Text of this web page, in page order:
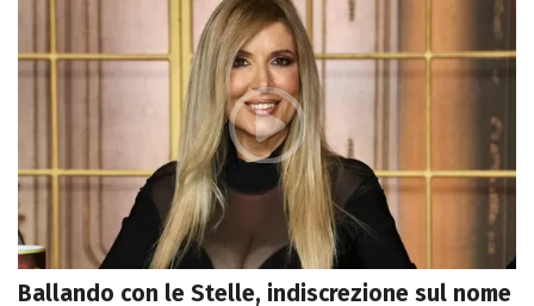
Ballando con le Stelle, indiscrezione sul nome